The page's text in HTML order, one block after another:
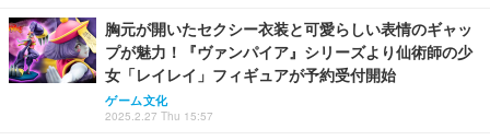
胸元が開いたセクシー衣装と可愛らしい表情のギャッ
プが魅力！『ヴァンパイア』シリーズより仙術師の少
女「レイレイ」フィギュアが予約受付開始
ゲーム文化
2025.2.27 Thu 15:57